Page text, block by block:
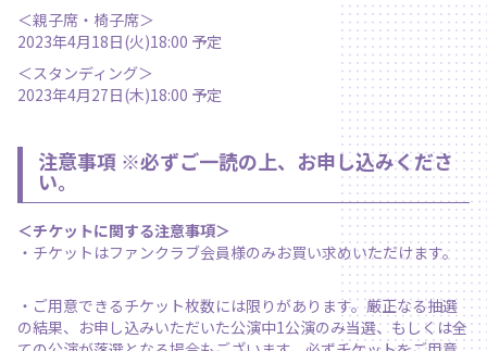
＜親子席・椅子席＞
2023年4月18日(火)18:00 予定
＜スタンディング＞
2023年4月27日(木)18:00 予定
注意事項 ※必ずご一読の上、お申し込みくださ
い。
＜チケットに関する注意事項＞
・チケットはファンクラブ会員様のみお買い求めいただけます。
・ご用意できるチケット枚数には限りがあります。厳正なる抽選
の結果、お申し込みいただいた公演中1公演のみ当選、もしくは全